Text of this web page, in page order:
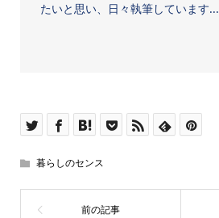
たいと思い、日々執筆しています...
暮らしのセンス